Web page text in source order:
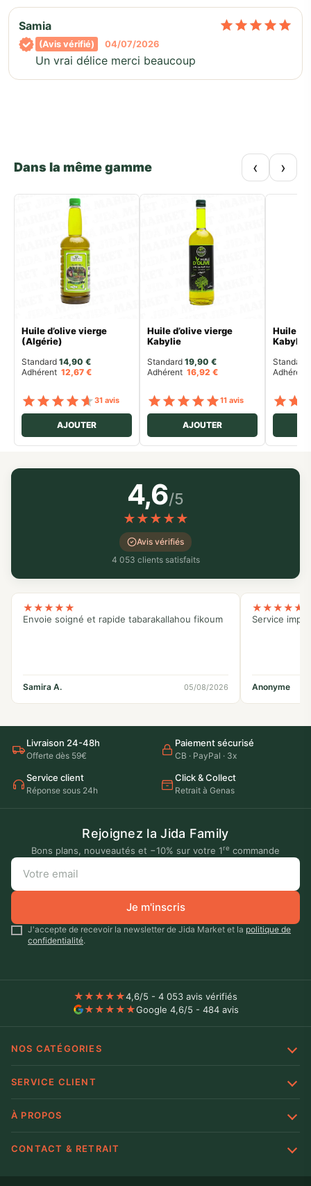
Samia
(Avis vérifié) 04/07/2026
Un vrai délice merci beaucoup
Dans la même gamme ‹ ›
Huile d’olive vierge
(Algérie)
Standard 14,90 €
Adhérent 12,67 €
Note sur 5
31 avis
AJOUTER
Huile d’olive vierge
Kabylie
Standard 19,90€
Adhérent16,92€
Note sur 5
11 avis
AJOUTER
Huile
Kabylie
Standard
4,6/5
★★★★★
Avis vérifiés
4 053 clients satisfaits
★★★★★
Envoie soigné et rapide tabarakallahou fikoum
Samira A. 05/08/2026
★★★★★
Service
Anonyme
Livraison 24-48h
Offerte dès 59€
Paiement sécurisé
CB · PayPal · 3x
Service client
Réponse sous 24h
Click & Collect
Retrait à Genas
Rejoignez la Jida Family
Bons plans, nouveautés et −10% sur votre 1re commande
Je m'inscris
J'accepte de recevoir la newsletter de Jida Market et la politique de
confidentialité.
★★★★★4,6/5 - 4 053 avis vérifiés
★★★★★Google 4,6/5 - 484 avis
NOS CATÉGORIES
SERVICE CLIENT
À PROPOS
CONTACT & RETRAIT